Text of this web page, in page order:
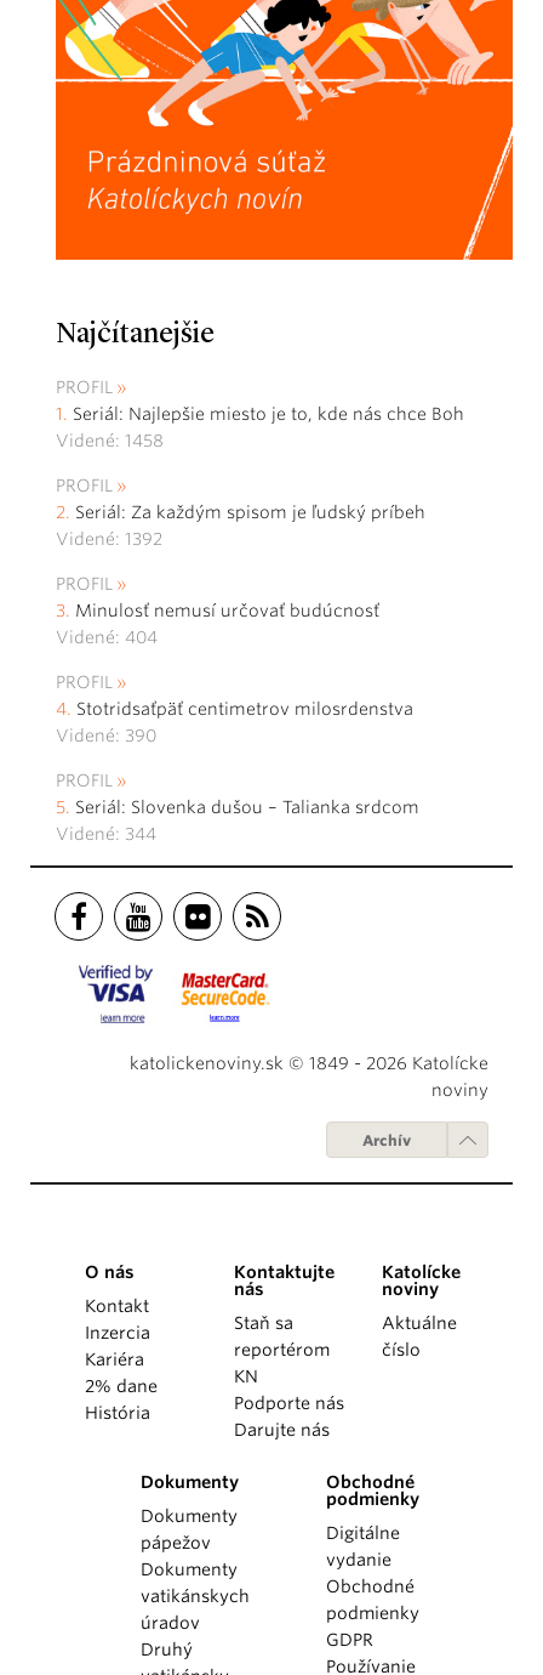
Najčítanejšie
PROFIL
Seriál: Najlepšie miesto je to, kde nás chce Boh
Videné: 1458
PROFIL
Seriál: Za každým spisom je ľudský príbeh
Videné: 1392
PROFIL
Minulosť nemusí určovať budúcnosť
Videné: 404
PROFIL
Stotridsaťpäť centimetrov milosrdenstva
Videné: 390
PROFIL
Seriál: Slovenka dušou – Talianka srdcom
Videné: 344
katolickenoviny.sk © 1849 - 2026 Katolícke
noviny
Archív
O nás
Kontakt
Inzercia
Kariéra
2% dane
História
Kontaktujte
nás
Staň sa
reportérom
KN
Podporte nás
Darujte nás
Katolícke
noviny
Aktuálne
číslo
Dokumenty
Dokumenty
pápežov
Dokumenty
vatikánskych
úradov
Druhý
Obchodné
podmienky
Digitálne
vydanie
Obchodné
podmienky
GDPR
Používanie